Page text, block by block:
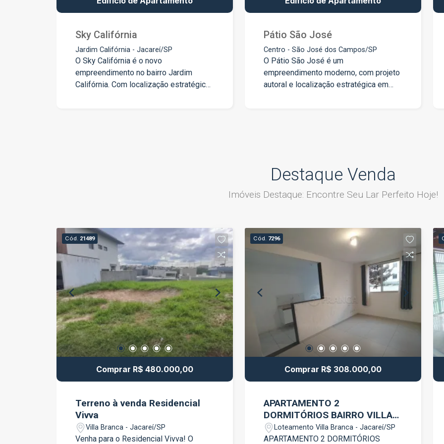
Sky Califórnia
Jardim Califórnia - Jacareí/SP
O Sky Califórnia é o novo
empreendimento no bairro Jardim
Califórnia. Com localização estratégica,
sustentabilidade e o alto padrão de
acabamento que é marca registrada da
construtora. Viva com mais conforto,
estilo e bem-estar. Conheça o Sky
Califórnia!
Pátio São José
Centro - São José dos Campos/SP
O Pátio São José é um
empreendimento moderno, com projeto
autoral e localização estratégica em
suíte) * Tipologias de 36 m² a 141 m²,
incluindo opções Giardino * 9 salas
comerciais com fachada ativa e vagas
subsolos + garagem, pavimento de
lazer e 14 andares residenciais Ideal
para morar ou investir, o Pátio São José
une conforto, praticidade e um projeto
contemporâneo pensado para o dia a
Destaque Venda
Imóveis Destaque: Encontre Seu Lar Perfeito Hoje!
Cód. 21489
Comprar R$ 480.000,00
Terreno à venda Residencial
Vivva
Villa Branca - Jacareí/SP
Venha para o Residencial Vivva! O
Cód. 7296
Comprar R$ 308.000,00
APARTAMENTO 2
DORMITÓRIOS BAIRRO VILLA
BRANCA
Loteamento Villa Branca - Jacareí/SP
APARTAMENTO 2 DORMITÓRIOS